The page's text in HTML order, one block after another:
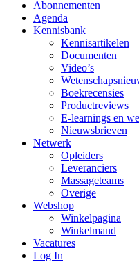
Abonnementen
Agenda
Kennisbank
Kennisartikelen
Documenten
Video’s
Boekrecensies
Productreviews
E-learnings en
Nieuwsbrieven
Netwerk
Opleiders
Leveranciers
Massageteams
Overige
Webshop
Winkelpagina
Winkelmand
Vacatures
Log In